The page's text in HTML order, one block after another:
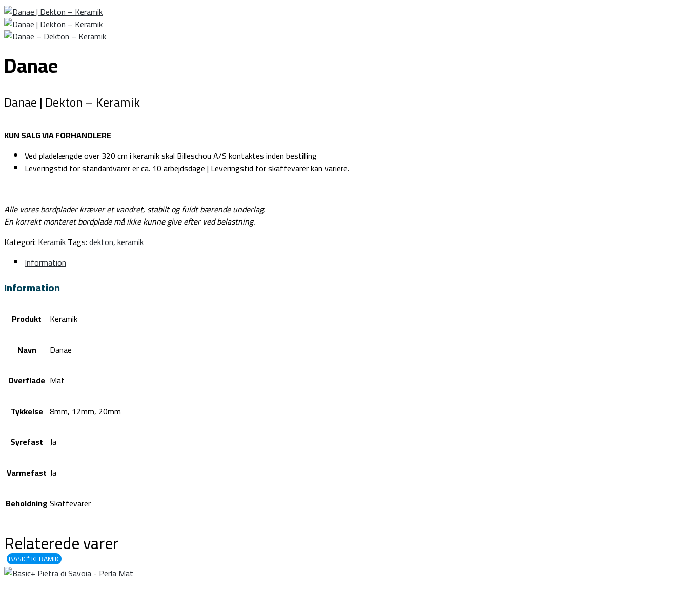
Danae
Danae | Dekton – Keramik
KUN SALG VIA FORHANDLERE
Ved pladelængde over 320 cm i keramik skal Billeschou A/S kontaktes inden bestilling
Leveringstid for standardvarer er ca. 10 arbejdsdage | Leveringstid for skaffevarer kan variere.
Alle vores bordplader kræver et vandret, stabilt og fuldt bærende underlag.
En korrekt monteret bordplade må ikke kunne give efter ved belastning.
Kategori:KeramikTags:dekton,keramik
Information
Information
Produkt Keramik
Navn
Danae
Overflade Mat
Tykkelse 8mm, 12mm, 20mm
Syrefast Ja
Varmefast Ja
BeholdningSkaffevarer
Relaterede varer
BASIC⁺ KERAMIK